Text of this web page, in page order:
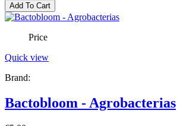
Add To Cart
Price
Quick view
Brand:
Bactobloom - Agrobacterias